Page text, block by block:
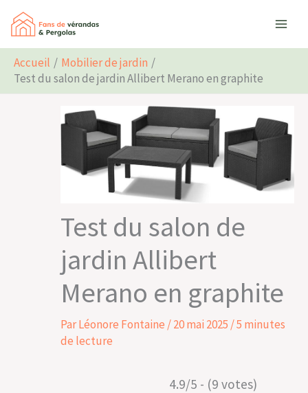
Aller
contenu
Accueil
Mobilier de jardin
Test du salon de jardin Allibert Merano en graphite
Test du salon de
jardin Allibert
Merano en graphite
ParLéonore Fontaine /20 mai 2025 /5 minutes
de lecture
4.9/5 - (9 votes)
Rechercher